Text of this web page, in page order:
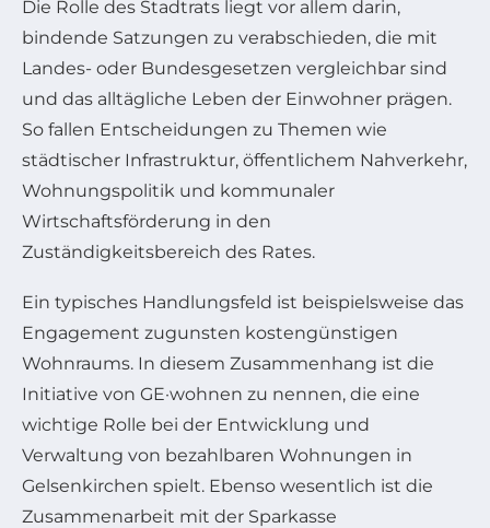
Die Rolle des Stadtrats liegt vor allem darin,
bindende Satzungen zu verabschieden, die mit
Landes- oder Bundesgesetzen vergleichbar sind
und das alltägliche Leben der Einwohner prägen.
So fallen Entscheidungen zu Themen wie
städtischer Infrastruktur, öffentlichem Nahverkehr,
Wohnungspolitik und kommunaler
Wirtschaftsförderung in den
Zuständigkeitsbereich des Rates.
Ein typisches Handlungsfeld ist beispielsweise das
Engagement zugunsten kostengünstigen
Wohnraums. In diesem Zusammenhang ist die
Initiative von GE·wohnen zu nennen, die eine
wichtige Rolle bei der Entwicklung und
Verwaltung von bezahlbaren Wohnungen in
Gelsenkirchen spielt. Ebenso wesentlich ist die
Zusammenarbeit mit der Sparkasse